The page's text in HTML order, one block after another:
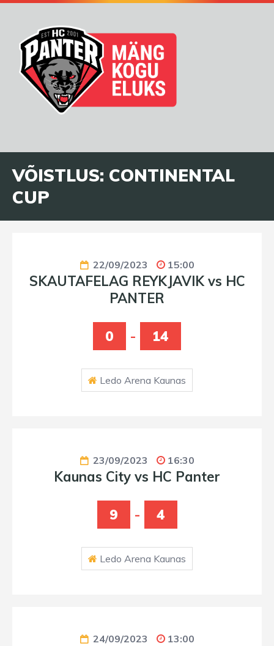
VÕISTLUS: CONTINENTAL
CUP
22/09/2023 15:00
SKAUTAFELAG REYKJAVIK vs HC
PANTER
0 - 14
Ledo Arena Kaunas
23/09/2023 16:30
Kaunas City vs HC Panter
9 - 4
Ledo Arena Kaunas
24/09/2023 13:00